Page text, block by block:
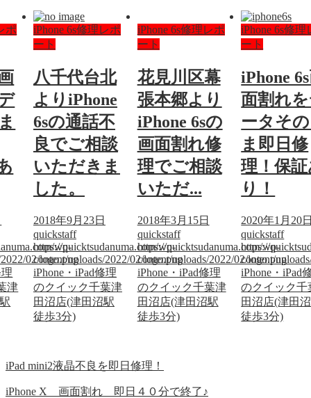
ポ
wp-
02/logo.png
津
iPhone 6s修理レポ
ート
八千代台北
よりiPhone
6sの通話不
良でご相談
いただきま
した。
2018年9月23日
quickstaff
https://quicktsudanuma.com/wp-
content/uploads/2022/02/logo.png
iPhone・iPad修理
のクイック千葉津
田沼店(津田沼駅
徒歩3分)
iPhone 6s修理レポ
ート
花見川区幕
張本郷より
iPhone 6sの
画面割れ修
理でご相談
いただ...
2018年3月15日
quickstaff
https://quicktsudanuma.com/wp-
content/uploads/2022/02/logo.png
iPhone・iPad修理
のクイック千葉津
田沼店(津田沼駅
徒歩3分)
iPhone 6s修理
ート
iPhone
面割れ
ータそ
ま即日修
理！保
り！
2020年1月20
quickstaff
https://
content/
iPhone・iPad
のクイック千
田沼店(津田
徒歩3分)
iPad mini2液晶不良を即日修理！
iPhone X 画面割れ 即日４０分で終了♪